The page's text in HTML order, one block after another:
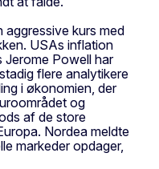
aggressive kurs med
USAs inflation
Jerome Powell har
flere analytikere
i økonomien, der
og
af de store
Nordea meldte
markeder opdager,